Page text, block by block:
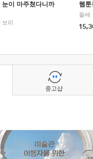
눈이 마주쳤다니까
보리
웹
돌배
중고샵